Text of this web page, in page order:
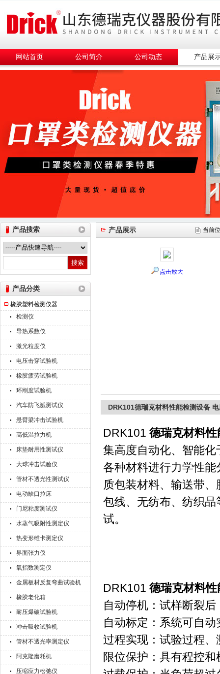
山东德瑞克仪器股份有限公司
网站首页 公司简介 公司动态 产品展
产品搜索
产品分类
橡胶塑料检测仪器
检测仪
导热系数仪
激光粒度仪
电压击穿试验机
橡胶疲劳试验机
环刚度试验机
汽车防飞溅测试仪
悬臂梁冲击试验机
高低温拉力机
床垫耐用性测试仪
大球冲击试验仪
管材不透光性测试仪
电动缺口拉床
门尼粘度测试仪
水蒸气吸附性测定仪
热变形维卡测定仪
界面张力仪
氧指数测定仪
金属板材反复弯曲试验机
橡胶老化箱
耐压爆破试验机
冲击吸收试验机
管材不透光率测定仪
阿克隆磨耗机
压缩应力松弛仪
产品展示 当前
点击放大
DRK101德瑞克材料性能检测设备
DRK101 德瑞克材料
集高度自动化、智能
各种材料进行力学性
质包装材料、输送带
包线、无纺布、纺织
试。
DRK101 德瑞克材料
自动停机：试样断裂
自动标定：系统可自
过程实现：试验过程
限位保护：具有程控